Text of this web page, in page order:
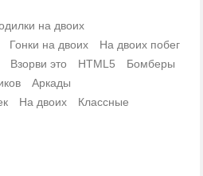
на двоих
Гонки на двоих
На двоих побег
Взорви это HTML5
Бомберы
Аркады
На двоих
Классные